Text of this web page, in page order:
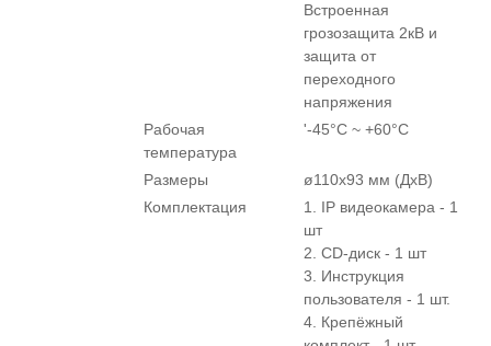
Встроенная
грозозащита 2кВ и
защита от
переходного
напряжения
Рабочая
температура
'-45°С ~ +60°С
Размеры
ø110х93 мм (ДхВ)
Комплектация
1. IP видеокамера - 1
шт
2. СD-диск - 1 шт
3. Инструкция
пользователя - 1 шт.
4. Крепёжный